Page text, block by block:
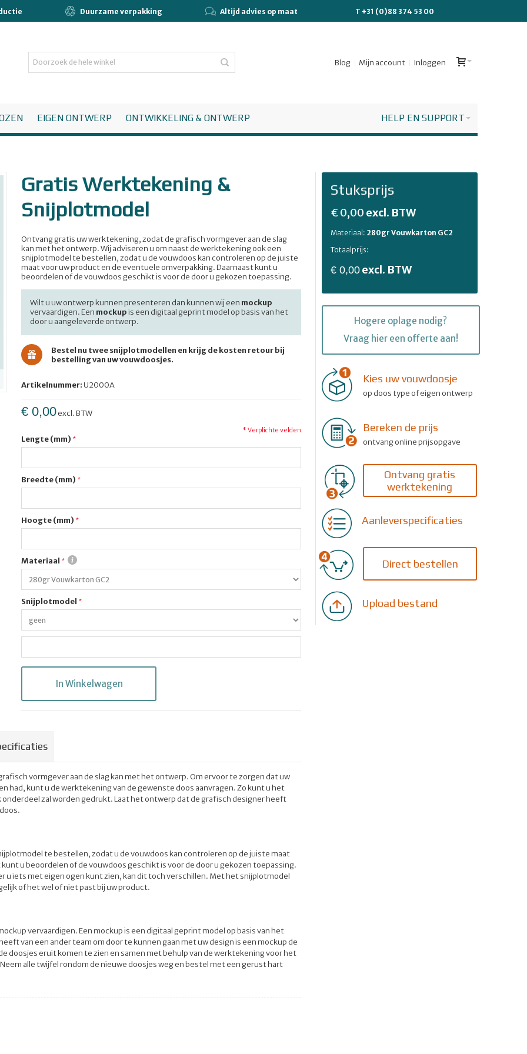
Duurzame verpakking Altijd advies op maat T +31 (0)88 374 53 00
Blog Mijn account Inloggen
EIGEN ONTWERP HELP EN SUPPORT
ONTWIKKELING & ONTWERP
Gratis Werktekening &
Snijplotmodel
Ontvang gratis uw werktekening, zodat de grafisch vormgever aan de slag
kan met het ontwerp. Wij adviseren u om naast de werktekening ook een
snijplotmodel te bestellen, zodat u de vouwdoos kan controleren op de juiste
maat voor uw product en de eventuele omverpakking. Daarnaast kunt u
beoordelen of de vouwdoos geschikt is voor de door u gekozen toepassing.
Wilt u uw ontwerp kunnen presenteren dan kunnen wij een mockup
vervaardigen. Een mockupis een digitaal geprint model op basis van het
door u aangeleverde ontwerp.
Bestel nu twee snijplotmodellen en krijg de kosten retour bij
bestelling van uw vouwdoosjes.
Artikelnummer:U2000A
€ 0,00excl. BTW
Lengte (mm)
Breedte (mm)
Hoogte (mm)
Materiaal
Snijplotmodel
* Verplichte velden
In Winkelwagen
Stuksprijs
€ 0,00 excl. BTW
Materiaal: 280gr Vouwkarton GC2
Totaalprijs:
€ 0,00excl. BTW
Hogere oplage nodig?
Vraag hier een offerte aan!
Kies uw vouwdoosje
op doos type of eigen ontwerp
Bereken de prijs
ontvang online prijsopgave
Ontvang gratis
werktekening
Aanleverspecificaties
Direct bestellen
Upload bestand
vormgever aan de slag kan met het ontwerp. Om ervoor te zorgen dat uw
had, kunt u de werktekening van de gewenste doos aanvragen. Zo kunt u het
zal worden gedrukt. Laat het ontwerp dat de grafisch designer heeft
te bestellen, zodat u de vouwdoos kan controleren op de juiste maat
u beoordelen of de vouwdoos geschikt is voor de door u gekozen toepassing.
u iets met eigen ogen kunt zien, kan dit toch verschillen. Met het snijplotmodel
of het wel of niet past bij uw product.
vervaardigen. Een mockup is een digitaal geprint model op basis van het
van een ander team om door te kunnen gaan met uw design is een mockup de
doosjes eruit komen te zien en samen met behulp van de werktekening voor het
alle twijfel rondom de nieuwe doosjes weg en bestel met een gerust hart